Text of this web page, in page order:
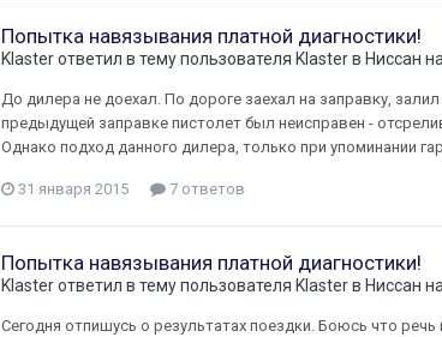
Попытка навязывания платной диагностики!
Klasterответил в тему пользователя Klasterв Ниссан
До дилера не доехал. По дороге заехал на заправку,
предыдущей заправке пистолет был неисправен -
Однако подход данного дилера, только при упоминании
31 января 2015 7 ответов
Попытка навязывания платной диагностики!
Klasterответил в тему пользователя Klasterв Ниссан
Сегодня отпишусь о результатах поездки. Боюсь что